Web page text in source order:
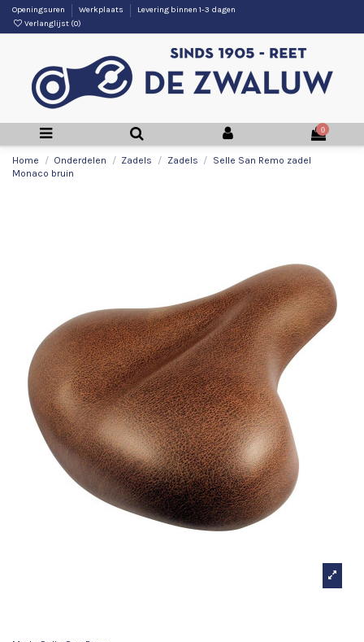
Openingsuren Werkplaats
Levering binnen 1-3 dagen
Verlanglijst (0)
0
Home Onderdelen Zadels Zadels
Selle San Remo zadel
Monaco bruin